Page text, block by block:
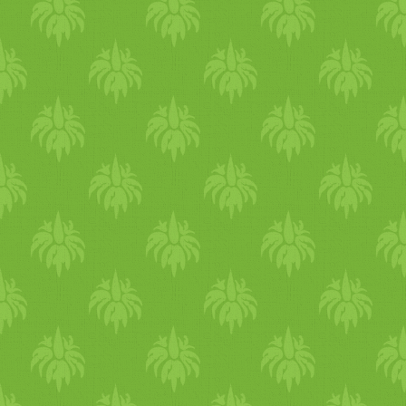
főzőtejszínt is hozzáadva
megpároljuk. A legvégén
belekeverjük a citromlevet.
Amikor a rizsünk majdnem
megfőtt, hozzáadjuk ezt a
tejszínes-hagymás dolgot,
ami igazán pikánssá teszi.
Összekeverjük, 1-2 perc alatt